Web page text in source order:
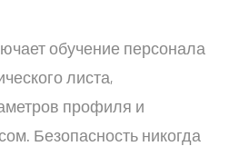
обучение персонала
листа,
профиля и
Безопасность никогда